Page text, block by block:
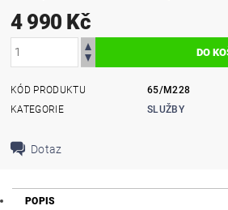
4 990 Kč
KÓD PRODUKTU
65/M228
KATEGORIE
SLUŽBY
Dotaz
POPIS